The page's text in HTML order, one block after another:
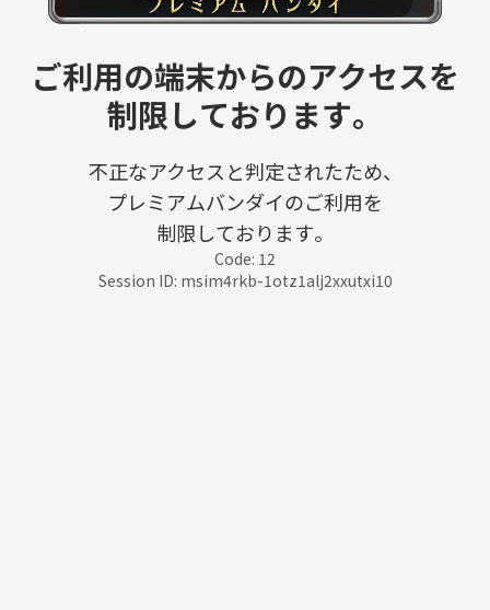
ご利用の端末からのアクセスを
制限しております。
不正なアクセスと判定されたため、
プレミアムバンダイのご利用を
制限しております。
Code: 12
Session ID: msim4rkb-1otz1alj2xxutxi10